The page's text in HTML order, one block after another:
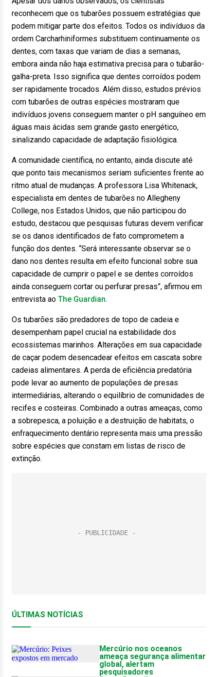
reconhecem que os tubarões possuem estratégias que
podem mitigar parte dos efeitos. Todos os indivíduos da
ordem Carcharhiniformes substituem continuamente os
dentes, com taxas que variam de dias a semanas,
embora ainda não haja estimativa precisa para o tubarão-
galha-preta. Isso significa que dentes corroídos podem
ser rapidamente trocados. Além disso, estudos prévios
com tubarões de outras espécies mostraram que
indivíduos jovens conseguem manter o pH sanguíneo em
águas mais ácidas sem grande gasto energético,
sinalizando capacidade de adaptação fisiológica.
A comunidade científica, no entanto, ainda discute até
que ponto tais mecanismos seriam suficientes frente ao
ritmo atual de mudanças. A professora Lisa Whitenack,
especialista em dentes de tubarões no Allegheny
College, nos Estados Unidos, que não participou do
estudo, destacou que pesquisas futuras devem verificar
se os danos identificados de fato comprometem a
função dos dentes. “Será interessante observar se o
dano nos dentes resulta em efeito funcional sobre sua
capacidade de cumprir o papel e se dentes corroídos
ainda conseguem cortar ou perfurar presas”, afirmou em
entrevista ao The Guardian.
Os tubarões são predadores de topo de cadeia e
desempenham papel crucial na estabilidade dos
ecossistemas marinhos. Alterações em sua capacidade
de caçar podem desencadear efeitos em cascata sobre
cadeias alimentares. A perda de eficiência predatória
pode levar ao aumento de populações de presas
intermediárias, alterando o equilíbrio de comunidades de
recifes e costeiras. Combinado a outras ameaças, como
a sobrepesca, a poluição e a destruição de habitats, o
enfraquecimento dentário representa mais uma pressão
sobre espécies que constam em listas de risco de
extinção.